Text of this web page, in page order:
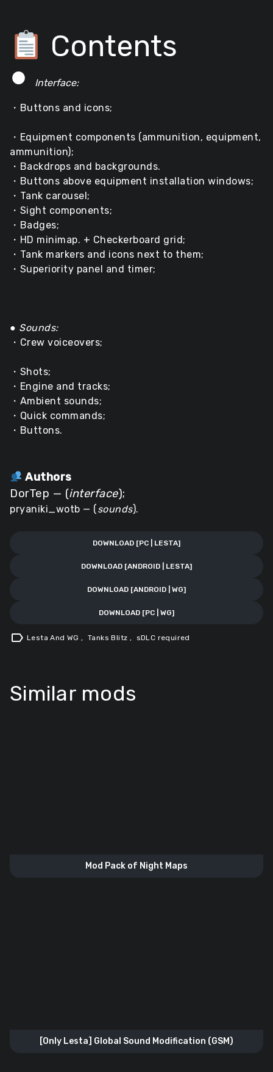
Contents
●
Interface:
・ Buttons and icons;
・Equipment components (ammunition, equipment,
ammunition);
・Backdrops and backgrounds.
・Buttons above equipment installation windows;
・Tank carousel;
・Sight components;
・Badges;
・HD minimap. + Checkerboard grid;
・Tank markers and icons next to them;
・Superiority panel and timer;
● Sounds:
・Crew voiceovers;
・Shots;
・Engine and tracks;
・Ambient sounds;
・Quick commands;
・Buttons.
Authors
DorTep — (interface);
pryaniki_wotb — ( sounds).
DOWNLOAD [PC | LESTA]
DOWNLOAD [ANDROID | LESTA]
DOWNLOAD [ANDROID | WG]
DOWNLOAD [PC | WG]
label Lesta And WG, Tanks Blitz , sDLC required
Similar mods
Mod Pack of Night Maps
[Only Lesta] Global Sound Modification (GSM)